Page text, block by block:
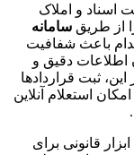
اسناد و املاک
از طریق سامانه
باعث شفافیت
اطلاعات دقیق و
ثبت قراردادها
استعلام آنلاین
ابزار قانونی برای